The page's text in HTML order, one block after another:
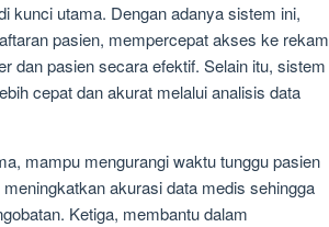
kunci utama. Dengan adanya sistem ini,
pasien, mempercepat akses ke rekam
dan pasien secara efektif. Selain itu, sistem
cepat dan akurat melalui analisis data
mampu mengurangi waktu tunggu pasien
akurasi data medis sehingga
Ketiga, membantu dalam